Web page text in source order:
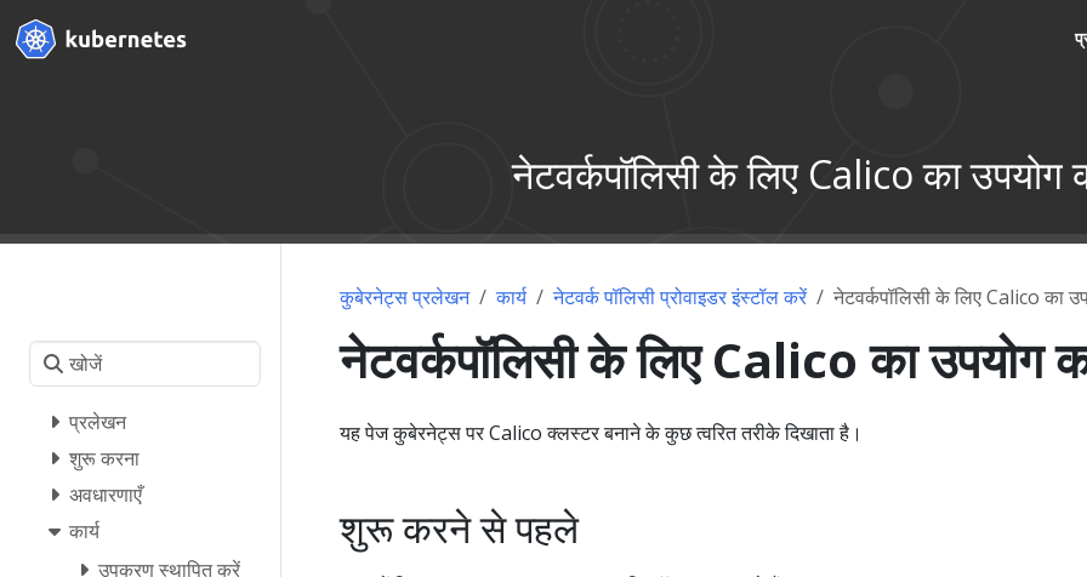
नेटवर्कपॉलिसी के लिए Calico का उपयोग
प्रलेखन
शुरू करना
अवधारणाएँ
कार्य
उपकरण स्थापित करें
कुबेरनेट्स प्रलेखन कार्य नेटवर्क पॉलिसी प्रोवाइडर इंस्टॉल करें नेटवर्कपॉलिसी के लिए Calico का
नेटवर्कपॉलिसी के लिए Calico का उपयोग
यह पेज कुबेरनेट्स पर Calico क्लस्टर बनाने के कुछ त्वरित तरीके दिखाता है।
शुरू करने से पहले